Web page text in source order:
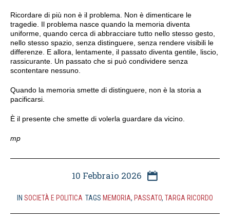
Ricordare di più non è il problema. Non è dimenticare le
tragedie. Il problema nasce quando la memoria diventa
uniforme, quando cerca di abbracciare tutto nello stesso gesto,
nello stesso spazio, senza distinguere, senza rendere visibili le
differenze. E allora, lentamente, il passato diventa gentile, liscio,
rassicurante. Un passato che si può condividere senza
scontentare nessuno.
Quando la memoria smette di distinguere, non è la storia a
pacificarsi.
È il presente che smette di volerla guardare da vicino.
mp
10 Febbraio 2026
IN SOCIETÀ E POLITICA TAGS MEMORIA, PASSATO, TARGA RICORDO